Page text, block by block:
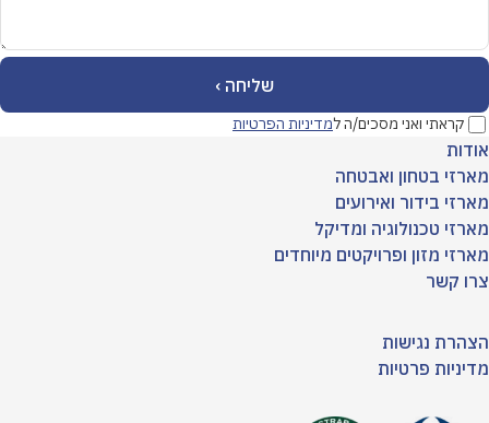
קראתי ואני מסכים/ה למדיניות הפרטיות
אודות
מארזי בטחון ואבטחה
מארזי בידור ואירועים
מארזי טכנולוגיה ומדיקל
מארזי מזון ופרויקטים מיוחדים
צרו קשר
הצהרת נגישות
מדיניות פרטיות